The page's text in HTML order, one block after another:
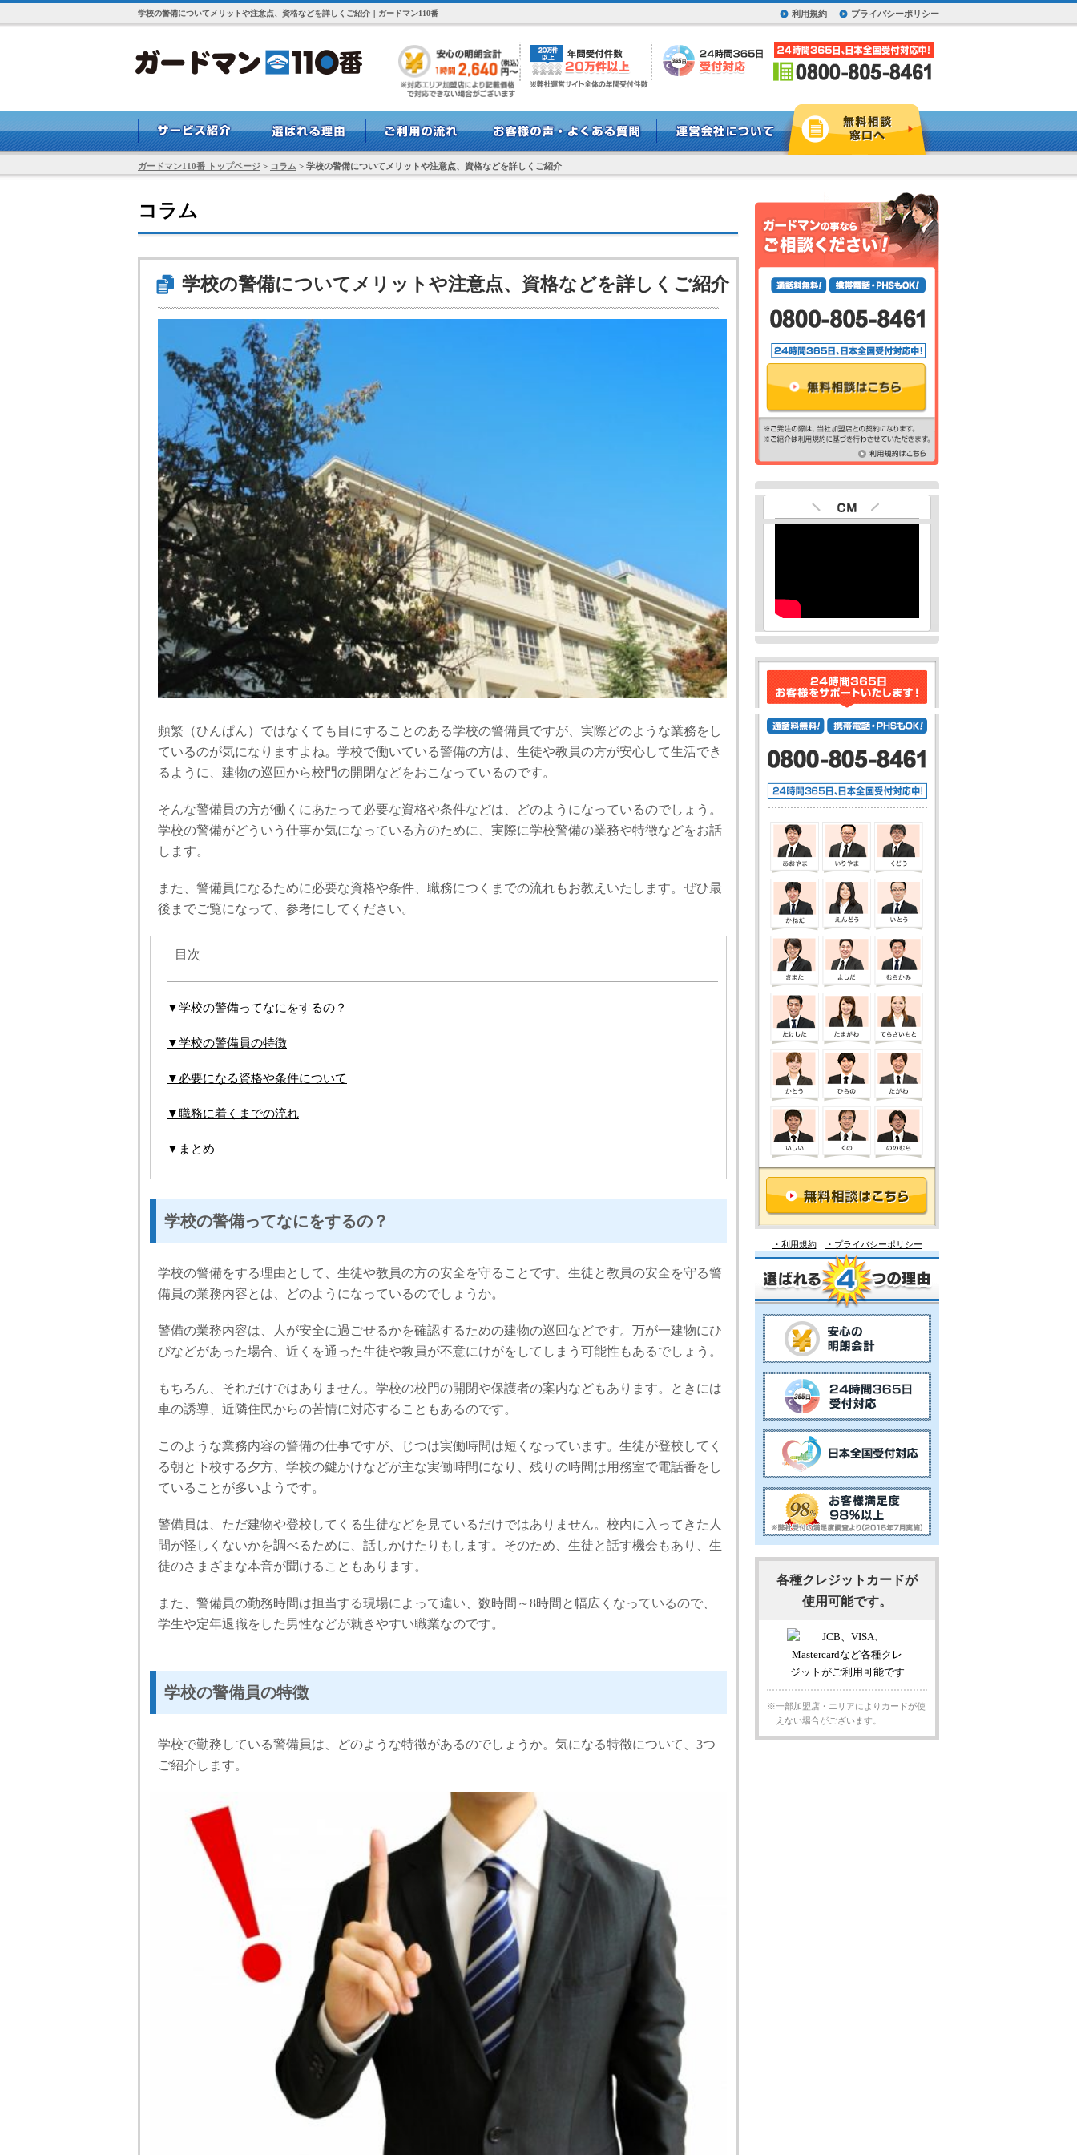
学校の警備についてメリットや注意点、資格などを詳しくご紹介｜ガードマン110番 プライバシーポリシー
利用規約
ガードマン110番 トップページ > コラム > 学校の警備についてメリットや注意点、資格などを詳しくご紹介
コラム
学校の警備についてメリットや注意点、資格などを詳しくご紹介
頻繁（ひんぱん）ではなくても目にすることのある学校の警備員ですが、実際どのような業務をし
ているのが気になりますよね。学校で働いている警備の方は、生徒や教員の方が安心して生活でき
るように、建物の巡回から校門の開閉などをおこなっているのです。
そんな警備員の方が働くにあたって必要な資格や条件などは、どのようになっているのでしょう。
学校の警備がどういう仕事か気になっている方のために、実際に学校警備の業務や特徴などをお話
します。
また、警備員になるために必要な資格や条件、職務につくまでの流れもお教えいたします。ぜひ最
後までご覧になって、参考にしてください。
目次
▼学校の警備ってなにをするの？
▼学校の警備員の特徴
▼必要になる資格や条件について
▼職務に着くまでの流れ
▼まとめ
学校の警備ってなにをするの？
学校の警備をする理由として、生徒や教員の方の安全を守ることです。生徒と教員の安全を守る警
備員の業務内容とは、どのようになっているのでしょうか。
警備の業務内容は、人が安全に過ごせるかを確認するための建物の巡回などです。万が一建物にひ
びなどがあった場合、近くを通った生徒や教員が不意にけがをしてしまう可能性もあるでしょう。
もちろん、それだけではありません。学校の校門の開閉や保護者の案内などもあります。ときには
車の誘導、近隣住民からの苦情に対応することもあるのです。
このような業務内容の警備の仕事ですが、じつは実働時間は短くなっています。生徒が登校してく
る朝と下校する夕方、学校の鍵かけなどが主な実働時間になり、残りの時間は用務室で電話番をし
ていることが多いようです。
警備員は、ただ建物や登校してくる生徒などを見ているだけではありません。校内に入ってきた人
間が怪しくないかを調べるために、話しかけたりもします。そのため、生徒と話す機会もあり、生
徒のさまざまな本音が聞けることもあります。
また、警備員の勤務時間は担当する現場によって違い、数時間～8時間と幅広くなっているので、
学生や定年退職をした男性などが就きやすい職業なのです。
学校の警備員の特徴
学校で勤務している警備員は、どのような特徴があるのでしょうか。気になる特徴について、3つ
ご紹介します。
・利用規約 ・プライバシーポリシー
各種クレジットカードが
使用可能です。
※一部加盟店・エリアによりカードが使
えない場合がございます。